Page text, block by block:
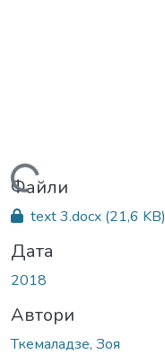
Вантажиться...
Файли
text 3.docx (21,6 KB)
Дата
2018
Автори
Ткемаладзе, Зоя